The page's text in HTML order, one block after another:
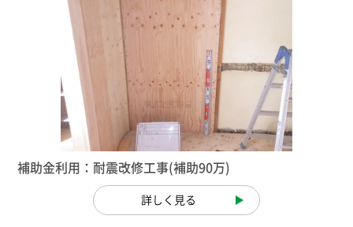
補助金利用：耐震改修工事(補助90万)
詳しく見る